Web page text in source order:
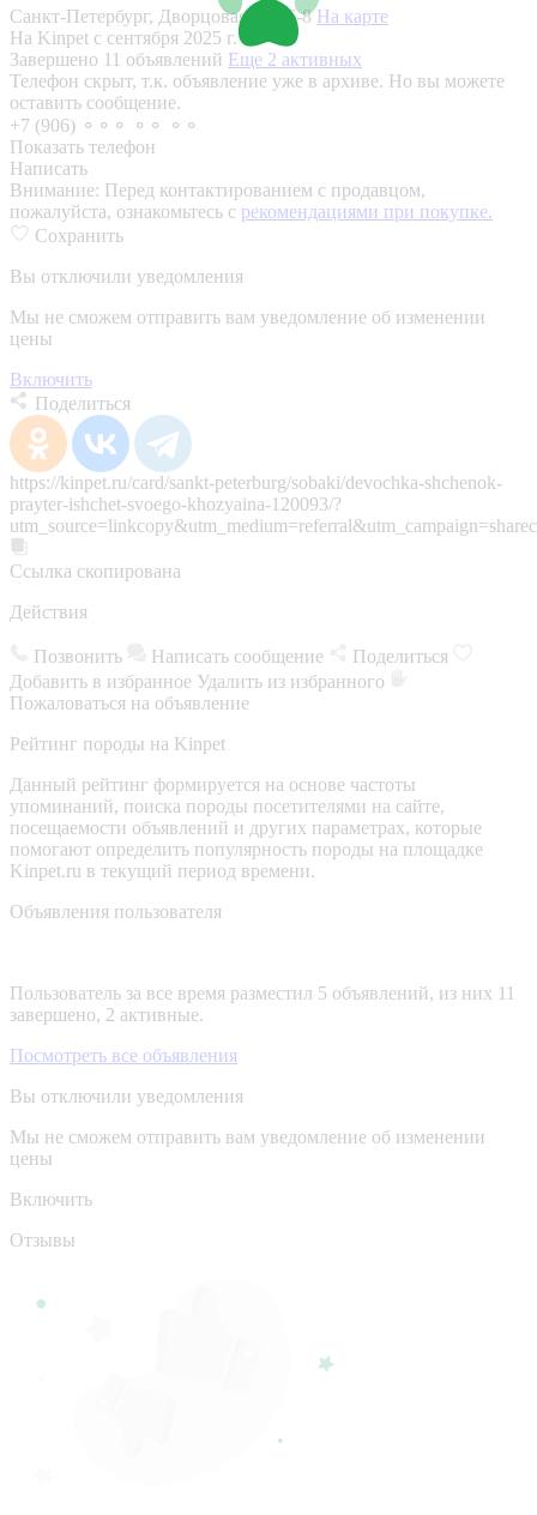
Санкт-Петербург, Дворцовая пл., 6-8На карте
На Kinpet c сентября 2025 г.
Завершено 11 объявлений Еще 2 активных
Телефон скрыт, т.к. объявление уже в архиве. Но вы можете
оставить сообщение.
+7 (906) ⚬⚬⚬ ⚬⚬ ⚬⚬
Показать телефон
Написать
Внимание: Перед контактированием с продавцом,
пожалуйста, ознакомьтесь с рекомендациями при покупке.
Сохранить
Вы отключили уведомления
Мы не сможем отправить вам уведомление об изменении
цены
Включить
Поделиться
https://kinpet.ru/card/sankt-peterburg/sobaki/devochka-shchenok-
prayter-ishchet-svoego-khozyaina-120093/?
Ссылка скопирована
Действия
Позвонить Написать сообщение
Поделиться
Добавить в избранное Удалить из избранного
Пожаловаться на объявление
Рейтинг породы на Kinpet
Данный рейтинг формируется на основе частоты
упоминаний, поиска породы посетителями на сайте,
посещаемости объявлений и других параметрах, которые
помогают определить популярность породы на площадке
Kinpet.ru в текущий период времени.
Объявления пользователя
Пользователь за все время разместил 5 объявлений, из них 11
завершено, 2 активные.
Посмотреть все объявления
Вы отключили уведомления
Мы не сможем отправить вам уведомление об изменении
цены
Включить
Отзывы